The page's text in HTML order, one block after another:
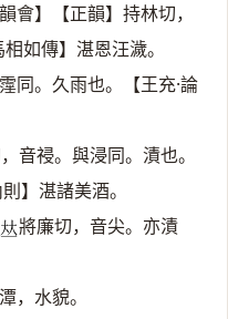
會】【正韻】持林切，
如傳】湛恩汪濊。
同。久雨也。【王充·論
音祲。與浸同。漬也。
】湛諸美酒。
𠀤將廉切，音尖。亦漬
，水貌。